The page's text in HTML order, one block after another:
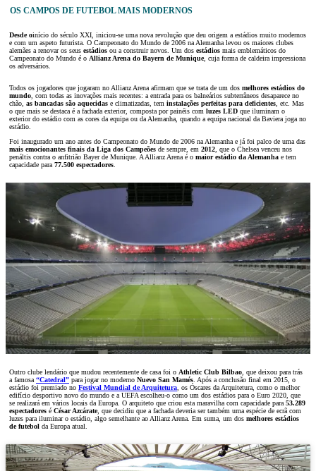
OS CAMPOS DE FUTEBOL MAIS MODERNOS
Desde oinício do século XXI, iniciou-se uma nova revolução que deu origem a estádios muito modernos
e com um aspeto futurista. O Campeonato do Mundo de 2006 na Alemanha levou os maiores clubes
alemães a renovar os seus estádios ou a construir novos. Um dos estádios mais emblemáticos do
Campeonato do Mundo é o Allianz Arena do Bayern de Munique, cuja forma de caldeira impressiona
os adversários.
Todos os jogadores que jogaram no Allianz Arena afirmam que se trata de um dos melhores estádios do
mundo , com todas as inovações mais recentes: a entrada para os balneários subterrâneos desaparece no
chão, as bancadas são aquecidas e climatizadas, tem instalações perfeitas para deficientes , etc. Mas
o que mais se destaca é a fachada exterior, composta por painéis com luzes LED que iluminam o
exterior do estádio com as cores da equipa ou da Alemanha, quando a equipa nacional da Baviera joga no
estádio.
Foi inaugurado um ano antes do Campeonato do Mundo de 2006 na Alemanha e já foi palco de uma das
mais emocionantes finais da Liga dos Campeões de sempre, em 2012 , que o Chelsea venceu nos
penáltis contra o anfitrião Bayer de Munique. A Allianz Arena é o maior estádio da Alemanha e tem
capacidade para 77.500 espectadores
Outro clube lendário que mudou recentemente de casa foi o Athletic Club Bilbao , que deixou para trás
a famosa “Catedral” para jogar no moderno Nuevo San Mamés . Após a conclusão final em 2015, o
estádio foi premiado no Festival Mundial de Arquitetura , os Óscares da Arquitetura, como o melhor
edifício desportivo novo do mundo e a UEFA escolheu-o como um dos estádios para o Euro 2020, que
se realizará em vários locais da Europa. O arquiteto que criou esta maravilha com capacidade para 53.289
espectadores é César Azcárate, que decidiu que a fachada deveria ser também uma espécie de ecrã com
luzes para iluminar o estádio, algo semelhante ao Allianz Arena. Em suma, um dos melhores estádios
de futebol da Europa atual.